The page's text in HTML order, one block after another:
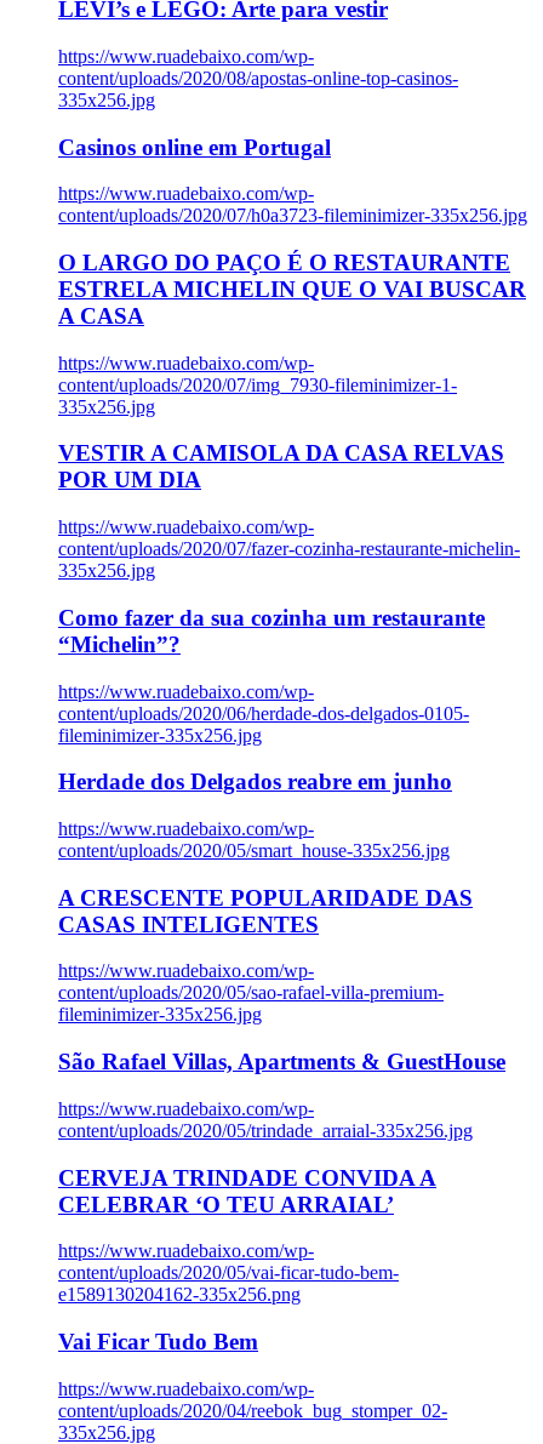
LEVI’s e LEGO: Arte para vestir
https://www.ruadebaixo.com/wp-
content/uploads/2020/08/apostas-online-top-casinos-
335x256.jpg
Casinos online em Portugal
https://www.ruadebaixo.com/wp-
content/uploads/2020/07/h0a3723-fileminimizer-335x256.jpg
O LARGO DO PAÇO É O RESTAURANTE
ESTRELA MICHELIN QUE O VAI BUSCAR
A CASA
https://www.ruadebaixo.com/wp-
content/uploads/2020/07/img_7930-fileminimizer-1-
335x256.jpg
VESTIR A CAMISOLA DA CASA RELVAS
POR UM DIA
https://www.ruadebaixo.com/wp-
content/uploads/2020/07/fazer-cozinha-restaurante-michelin-
335x256.jpg
Como fazer da sua cozinha um restaurante
“Michelin”?
https://www.ruadebaixo.com/wp-
content/uploads/2020/06/herdade-dos-delgados-0105-
fileminimizer-335x256.jpg
Herdade dos Delgados reabre em junho
https://www.ruadebaixo.com/wp-
content/uploads/2020/05/smart_house-335x256.jpg
A CRESCENTE POPULARIDADE DAS
CASAS INTELIGENTES
https://www.ruadebaixo.com/wp-
content/uploads/2020/05/sao-rafael-villa-premium-
fileminimizer-335x256.jpg
São Rafael Villas, Apartments & GuestHouse
https://www.ruadebaixo.com/wp-
content/uploads/2020/05/trindade_arraial-335x256.jpg
CERVEJA TRINDADE CONVIDA A
CELEBRAR ‘O TEU ARRAIAL’
https://www.ruadebaixo.com/wp-
content/uploads/2020/05/vai-ficar-tudo-bem-
e1589130204162-335x256.png
Vai Ficar Tudo Bem
https://www.ruadebaixo.com/wp-
content/uploads/2020/04/reebok_bug_stomper_02-
335x256.jpg